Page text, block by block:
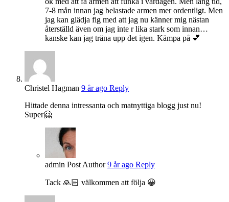
7-8 mån innan jag belastade armen mer ordentligt. Men
jag kan glädja fig med att jag nu känner mig nästan
återställd även om jag inte r lika stark som innan…
kanske kan jag träna upp det igen. Kämpa på 💕
Christel Hagman 9 år ago Reply
Hittade denna intressanta och matnyttiga blogg just nu!
Super🤗
admin Post Author 9 år ago Reply
Tack 🙏🏻 välkommen att följa 😀